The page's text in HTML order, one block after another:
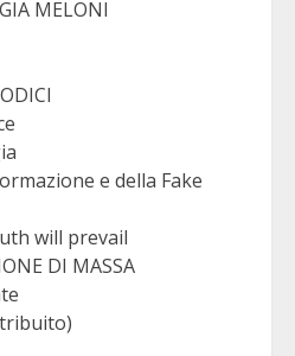
MELONI
e della Fake
will prevail
DI MASSA